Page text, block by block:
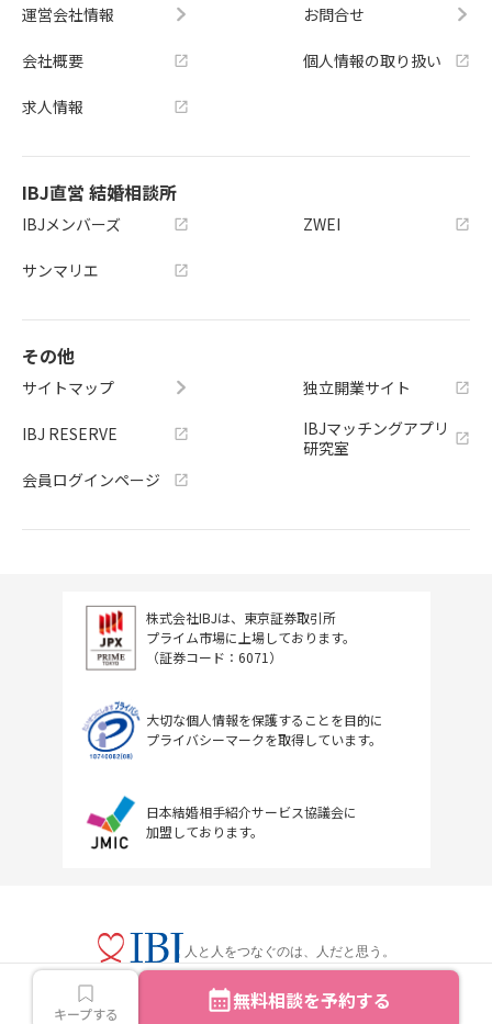
キープする 無料相談を予約する
運営会社情報
会社概要
求人情報
お問合せ
個人情報の取り扱い
IBJ直営 結婚相談所
IBJメンバーズ
サンマリエ
ZWEI
その他
サイトマップ
IBJ RESERVE
会員ログインページ
独立開業サイト
IBJマッチングアプリ
研究室
株式会社IBJは、東京証券取引所
プライム市場に上場しております。
（証券コード：6071）
大切な個人情報を保護することを目的に
プライバシーマークを取得しています。
日本結婚相手紹介サービス協議会に
加盟しております。
人と人をつなぐのは、人だと思う。